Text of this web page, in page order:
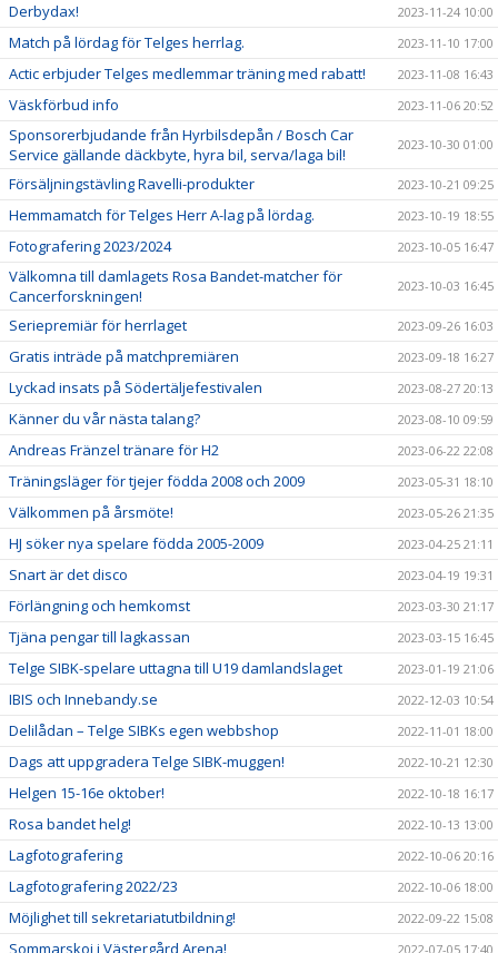
Derbydax! 2023-11-24 10:00
Match på lördag för Telges herrlag. 2023-11-10 17:00
Actic erbjuder Telges medlemmar träning med rabatt! 2023-11-08 16:43
Väskförbud info 2023-11-06 20:52
Sponsorerbjudande från Hyrbilsdepån / Bosch Car
Service gällande däckbyte, hyra bil, serva/laga bil!
2023-10-30 01:00
Försäljningstävling Ravelli-produkter 2023-10-21 09:25
Hemmamatch för Telges Herr A-lag på lördag. 2023-10-19 18:55
Fotografering 2023/2024 2023-10-05 16:47
Välkomna till damlagets Rosa Bandet-matcher för
Cancerforskningen!
2023-10-03 16:45
Seriepremiär för herrlaget 2023-09-26 16:03
Gratis inträde på matchpremiären 2023-09-18 16:27
Lyckad insats på Södertäljefestivalen 2023-08-27 20:13
Känner du vår nästa talang? 2023-08-10 09:59
Andreas Fränzel tränare för H2 2023-06-22 22:08
Träningsläger för tjejer födda 2008 och 2009 2023-05-31 18:10
Välkommen på årsmöte! 2023-05-26 21:35
HJ söker nya spelare födda 2005-2009 2023-04-25 21:11
Snart är det disco 2023-04-19 19:31
Förlängning och hemkomst 2023-03-30 21:17
Tjäna pengar till lagkassan 2023-03-15 16:45
Telge SIBK-spelare uttagna till U19 damlandslaget 2023-01-19 21:06
IBIS och Innebandy.se 2022-12-03 10:54
Delilådan – Telge SIBKs egen webbshop 2022-11-01 18:00
Dags att uppgradera Telge SIBK-muggen! 2022-10-21 12:30
Helgen 15-16e oktober! 2022-10-18 16:17
Rosa bandet helg! 2022-10-13 13:00
Lagfotografering 2022-10-06 20:16
Lagfotografering 2022/23 2022-10-06 18:00
Möjlighet till sekretariatutbildning! 2022-09-22 15:08
Sommarskoj i Västergård Arena! 2022-07-05 17:40